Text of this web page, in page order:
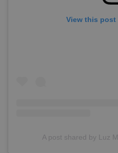
View this post
A post shared by Luz